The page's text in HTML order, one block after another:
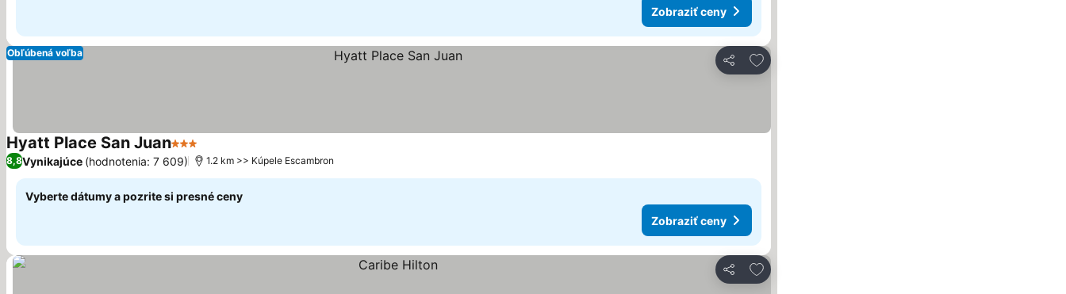
Zobraziť ceny
Zdieľať
Pridať do obľúbených
Obľúbená voľba
Hyatt Place San Juan3 Počet hviezdičiek
8,8Vynikajúce (hodnotenia: 7 609) 1.2 km >> Kúpele Escambron
Vyberte dátumy a pozrite si presné ceny
Zobraziť ceny
Zdieľať
Pridať do obľúbených